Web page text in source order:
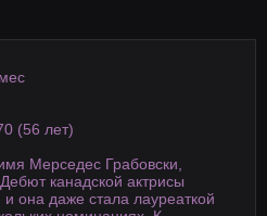
(56 лет)
Мерседес Грабовски,
канадской актрисы
она даже стала лауреаткой